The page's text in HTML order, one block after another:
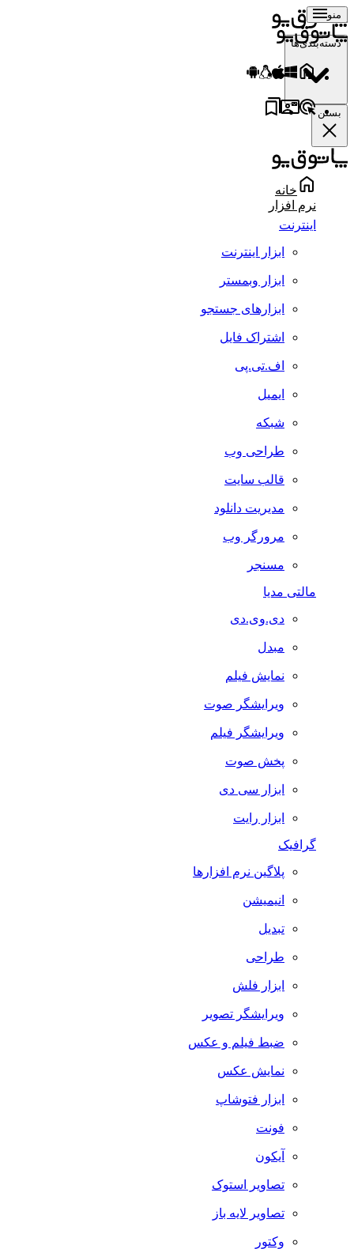
منو
دسته‌بندی‌ها
بستن
خانه
نرم افزار
اینترنت
ابزار اینترنت
ابزار وبمستر
ابزارهای جستجو
اشتراک فایل
اف.تی.پی
ایمیل
شبکه
طراحی وب
قالب سایت
مدیریت دانلود
مرورگر وب
مسنجر
مالتی مدیا
دی.وی.دی
مبدل
نمایش فیلم
ویرایشگر صوت
ویرایشگر فیلم
پخش صوت
ابزار سی دی
ابزار رایت
گرافیک
پلاگین نرم افزارها
انیمیشن
تبدیل
طراحی
ابزار فلش
ویرایشگر تصویر
ضبط فيلم و عكس
نمایش عکس
ابزار فتوشاپ
فونت
آیکون
تصاویر استوک
تصاویر لایه باز
وکتور